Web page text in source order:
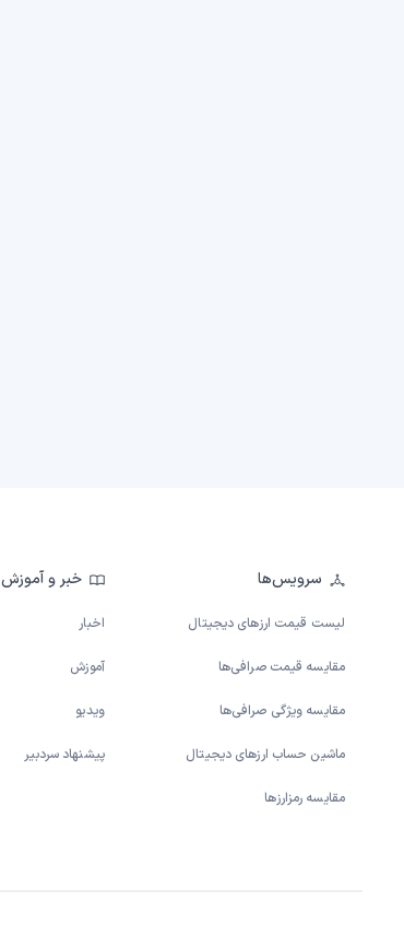
سرویس‌ها
لیست قیمت ارزهای دیجیتال
مقایسه قیمت صرافی‌ها
مقایسه ویژگی صرافی‌ها
ماشین حساب ارزهای دیجیتال
مقایسه رمزارزها
خبر و آموزش
اخبار
آموزش
ویدیو
پیشنهاد سردبیر